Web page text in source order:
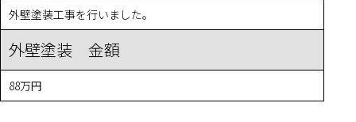
外壁塗装工事を行いました。
外壁塗装 金額
88万円